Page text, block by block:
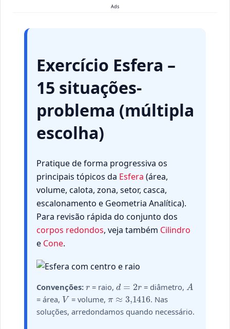
Ads
Exercício Esfera –
15 situações-
problema (múltipla
escolha)
Pratique de forma progressiva os
principais tópicos da Esfera (área,
volume, calota, zona, setor, casca,
escalonamento e Geometria Analítica).
Para revisão rápida do conjunto dos
corpos redondos, veja também Cilindro
e Cone.
Convenções: = raio, d r = diâmetro, A
= área, V= volume, π ≈3,1416 . Nas
soluções, arredondamos quando necessário.